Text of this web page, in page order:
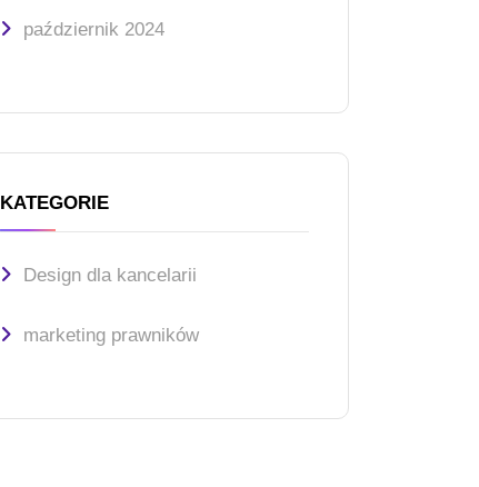
październik 2024
KATEGORIE
Design dla kancelarii
marketing prawników